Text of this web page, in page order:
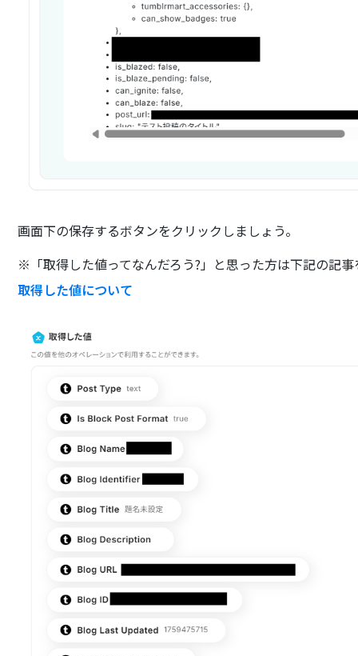
画面下の保存するボタンをクリックしましょう。
※「取得した値ってなんだろう?」と思った方は下記の記
取得した値について